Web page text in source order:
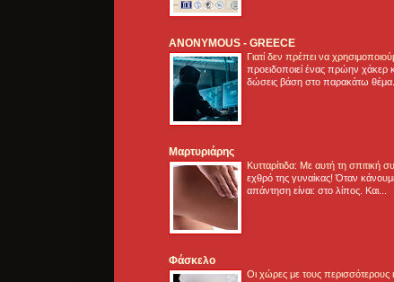
ANONYMOUS - GREECE
Γιατί δεν πρέπει να
προειδοποιεί ένας πρώην χάκερ
δώσεις βάση στο παρακάτω
Μαρτυριάρης
Κυτταρίτιδα: Με αυτή τη σπιτική
εχθρό της γυναίκας! Όταν
απάντηση είναι: στο λίπος. Και...
Φάσκελο
Οι χώρες με τους